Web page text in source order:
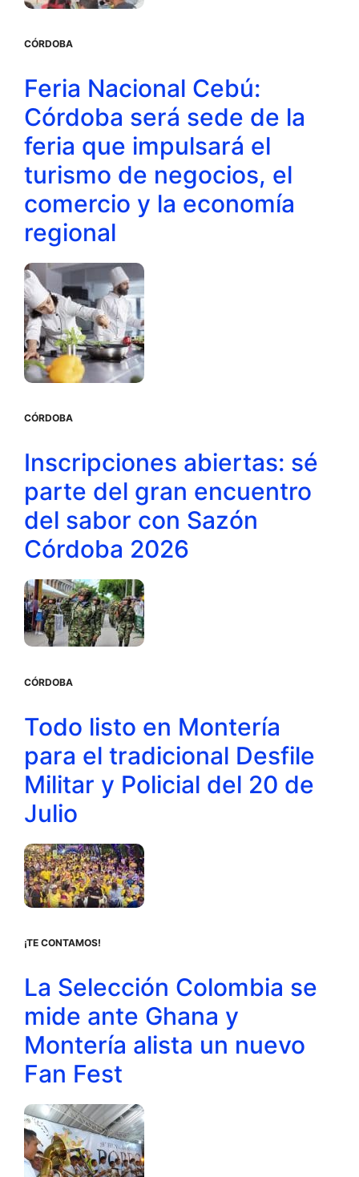
CÓRDOBA
Feria Nacional Cebú:
Córdoba será sede de la
feria que impulsará el
turismo de negocios, el
comercio y la economía
regional
CÓRDOBA
Inscripciones abiertas: sé
parte del gran encuentro
del sabor con Sazón
Córdoba 2026
CÓRDOBA
Todo listo en Montería
para el tradicional Desfile
Militar y Policial del 20 de
Julio
¡TE CONTAMOS!
La Selección Colombia se
mide ante Ghana y
Montería alista un nuevo
Fan Fest